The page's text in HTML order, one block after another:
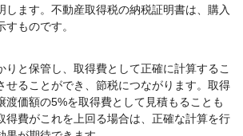
します。不動産取得税の納税証明書は、購入
ものです。
りと保管し、取得費として正確に計算するこ
せることができ、節税につながります。取得
渡価額の5%を取得費として見積もることも
得費がこれを上回る場合は、正確な計算を行